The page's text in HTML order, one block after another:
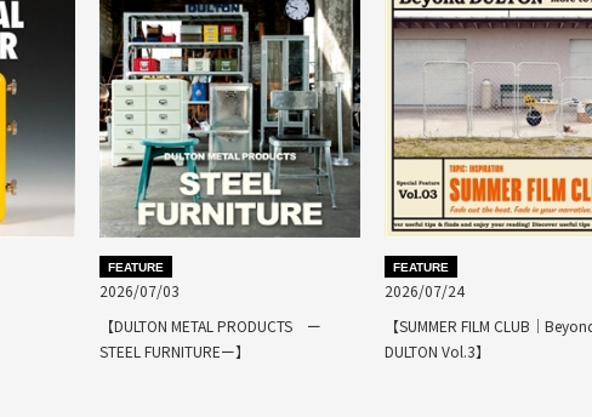
FEATURE
2026/07/03
【DULTON METAL PRODUCTS ー
STEEL FURNITUREー】
FEATURE
2026/07/24
【SUMMER FILM CLUB｜
DULTON Vol.3】